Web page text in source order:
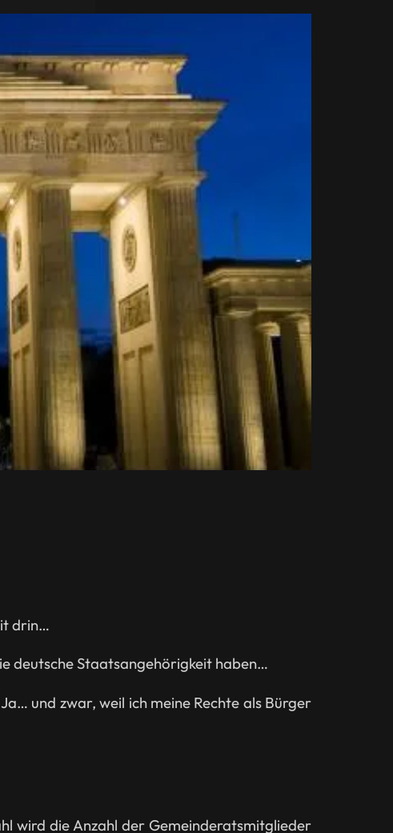
drin…
deutsche Staatsangehörigkeit haben…
und zwar, weil ich meine Rechte als Bürger
wird die Anzahl der Gemeinderatsmitglieder